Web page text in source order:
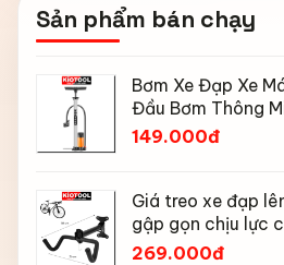
Sản phẩm bán chạy
Bơm Xe Đạp Xe
Đầu Bơm Thông
Đồng Hồ 160 PSI
149.000đ
Giá treo xe đạp
gập gọn chịu lực
mũ bảo hiểm
269.000đ